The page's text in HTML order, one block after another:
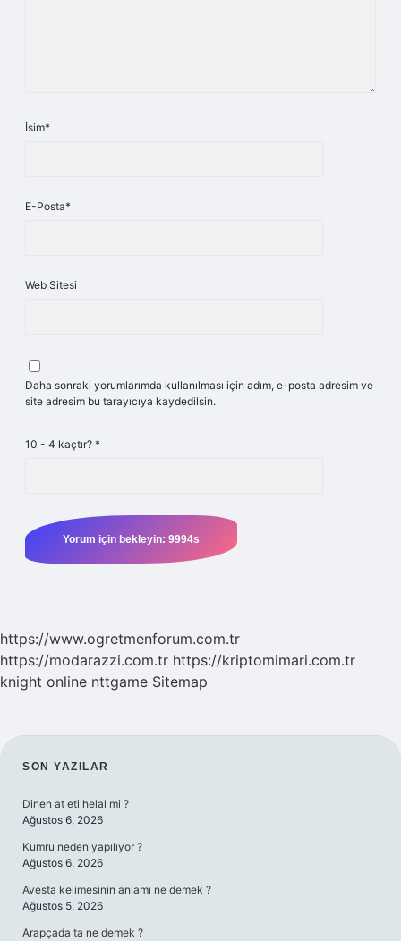
İsim*
E-Posta*
Web Sitesi
Daha sonraki yorumlarımda kullanılması için adım, e-posta adresim ve
site adresim bu tarayıcıya kaydedilsin.
10 - 4 kaçtır? *
https://www.ogretmenforum.com.tr
https://modarazzi.com.tr https://kriptomimari.com.tr
knight online nttgame Sitemap
SIDEBAR
SON YAZILAR
Dinen at eti helal mi ?
Ağustos 6, 2026
Kumru neden yapılıyor ?
Ağustos 6, 2026
Avesta kelimesinin anlamı ne demek ?
Ağustos 5, 2026
Arapçada ta ne demek ?